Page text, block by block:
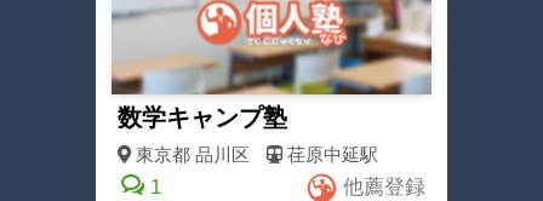
数学キャンプ塾
東京都 品川区 荏原中延駅
1 他薦登録